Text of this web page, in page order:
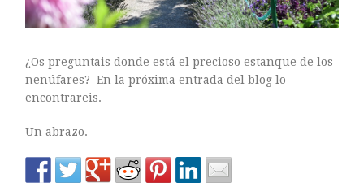
¿Os preguntais donde está el precioso estanque de los
nenúfares? En la próxima entrada del blog lo
encontrareis.
Un abrazo.